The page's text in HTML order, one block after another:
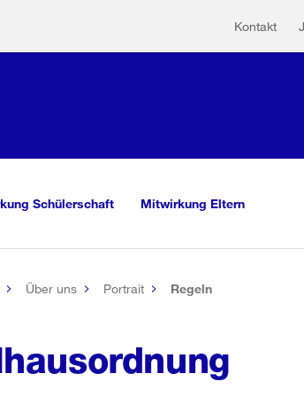
Kontakt
Schülerschaft Mitwirkung Eltern
Über uns Portrait Regeln